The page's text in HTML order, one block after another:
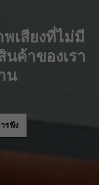
เสียงที่ไม่มี
นค้าของเรา
น
รฟัง